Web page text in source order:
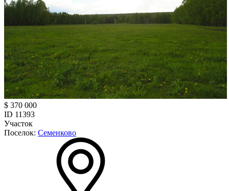
$ 370 000
ID 11393
Участок
Поселок: Семенково